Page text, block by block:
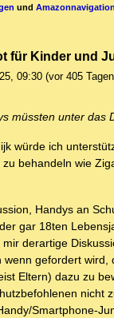
und Amazonnavigation
für Kinder und
09:30 (vor 405
müssten unter das
würde ich
behandeln wie
Handys an
gar 18ten
derartige
wenn gefordert wird,
Eltern) dazu zu
nicht
Smartphone-